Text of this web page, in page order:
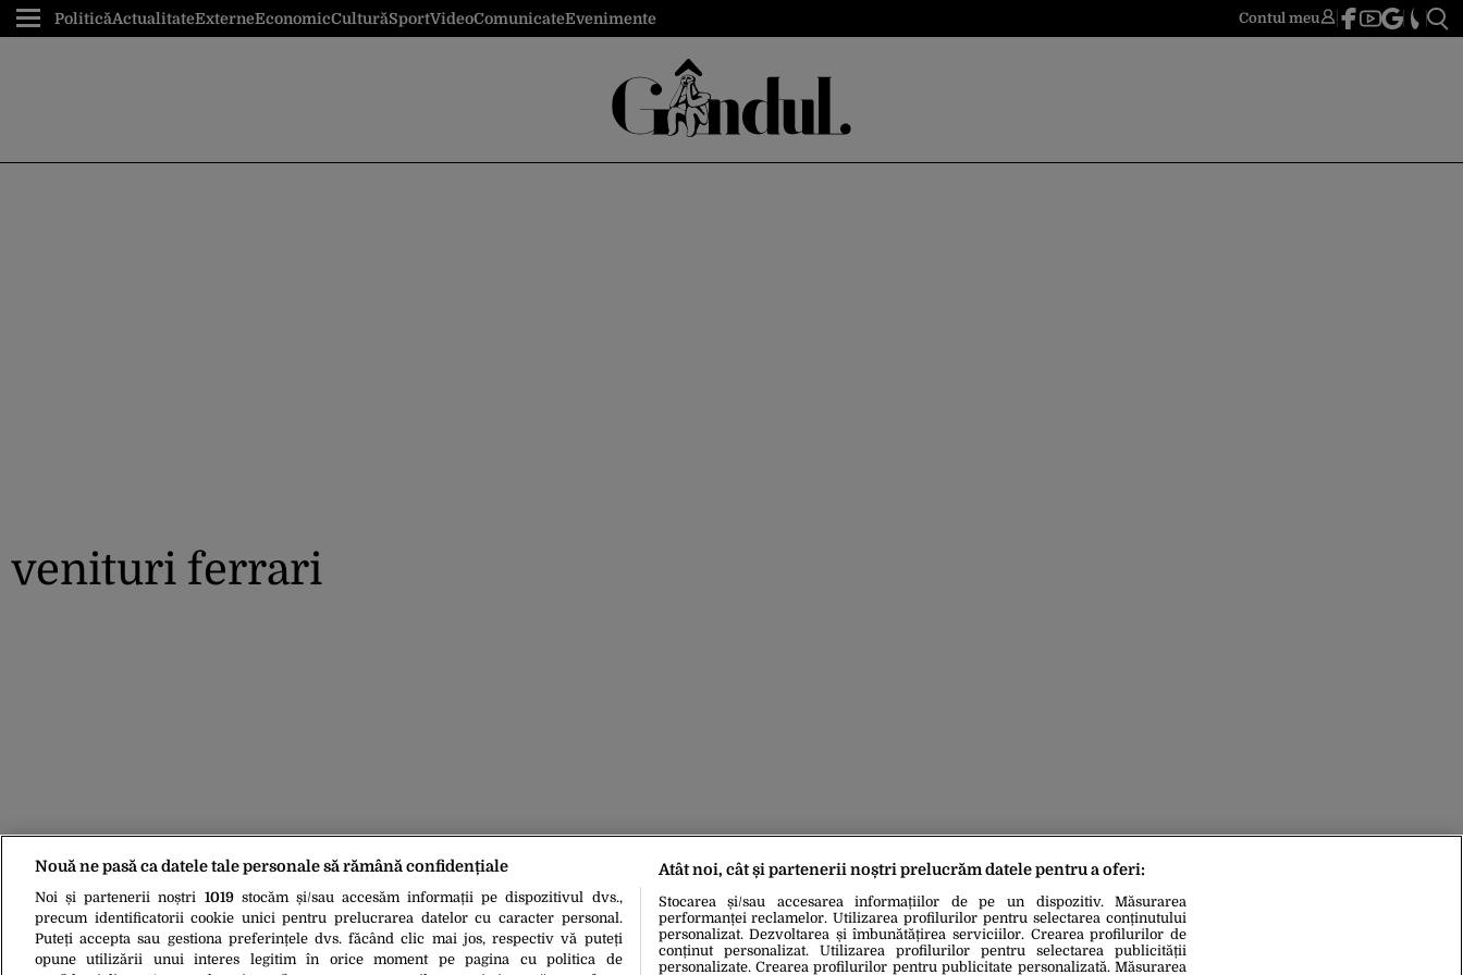
PoliticăActualitateExterneEconomicCulturăSportVideoComunicateEvenimente Contul meu
venituri ferrari
Nouă ne pasă ca datele tale personale să rămână confidențiale
Noi și partenerii noștri 1019stocăm și/sau accesăm informații pe dispozitivul dvs.,
precum identificatorii cookie unici pentru prelucrarea datelor cu caracter personal.
Puteți accepta sau gestiona preferințele dvs. făcând clic mai jos, respectiv vă puteți
opune utilizării unui interes legitim în orice moment pe pagina cu politica de
Atât noi, cât și partenerii noștri prelucrăm datele pentru a oferi:
Stocarea și/sau accesarea informațiilor de pe un dispozitiv. Măsurarea
performanței reclamelor. Utilizarea profilurilor pentru selectarea conținutului
personalizat. Dezvoltarea și îmbunătățirea serviciilor. Crearea profilurilor de
conținut personalizat. Utilizarea profilurilor pentru selectarea publicității
personalizate. Crearea profilurilor pentru publicitate personalizată. Măsurarea